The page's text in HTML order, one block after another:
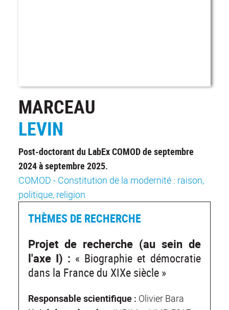
MARCEAU
LEVIN
Post-doctorant du LabEx COMOD de septembre
2024 à septembre 2025.
COMOD - Constitution de la modernité : raison,
politique, religion
THÈMES DE RECHERCHE
Projet de recherche (au sein de
l'axe I) : « Biographie et démocratie
dans la France du XIXe siècle »
Responsable scientifique : Olivier Bara